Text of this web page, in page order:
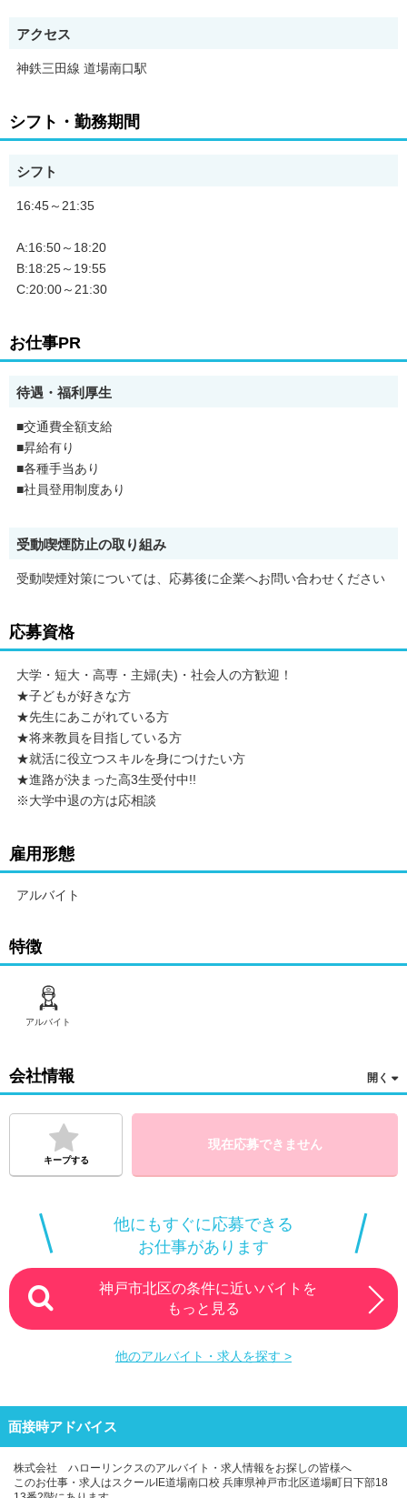
アクセス
神鉄三田線 道場南口駅
シフト・勤務期間
シフト
16:45～21:35
A:16:50～18:20
B:18:25～19:55
C:20:00～21:30
お仕事PR
待遇・福利厚生
■交通費全額支給
■昇給有り
■各種手当あり
■社員登用制度あり
受動喫煙防止の取り組み
受動喫煙対策については、応募後に企業へお問い合わせください
応募資格
大学・短大・高専・主婦(夫)・社会人の方歓迎！
★子どもが好きな方
★先生にあこがれている方
★将来教員を目指している方
★就活に役立つスキルを身につけたい方
★進路が決まった高3生受付中!!
※大学中退の方は応相談
雇用形態
アルバイト
特徴
アルバイト
会社情報
キープする
現在応募できません
他にもすぐに応募できる
お仕事があります
神戸市北区の条件に近いバイトを
もっと見る
他のアルバイト・求人を探す >
面接時アドバイス
株式会社 ハローリンクスのアルバイト・求人情報をお探しの皆様へ
このお仕事・求人はスクールIE道場南口校 兵庫県神戸市北区道場町日下部18